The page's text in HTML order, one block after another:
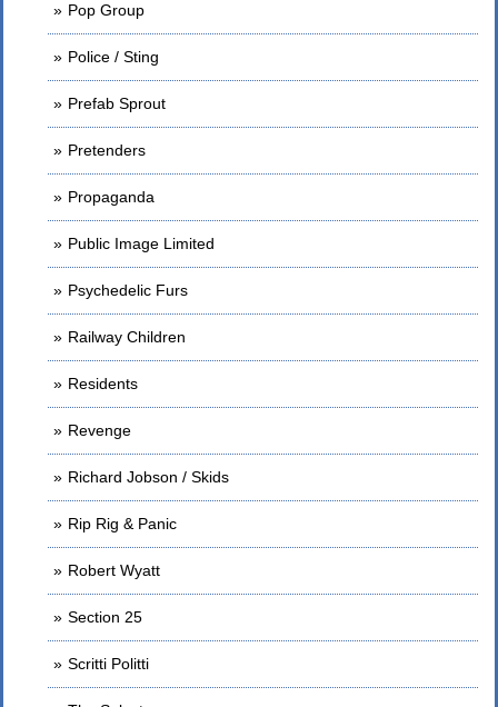
Pop Group
Police / Sting
Prefab Sprout
Pretenders
Propaganda
Public Image Limited
Psychedelic Furs
Railway Children
Residents
Revenge
Richard Jobson / Skids
Rip Rig & Panic
Robert Wyatt
Section 25
Scritti Politti